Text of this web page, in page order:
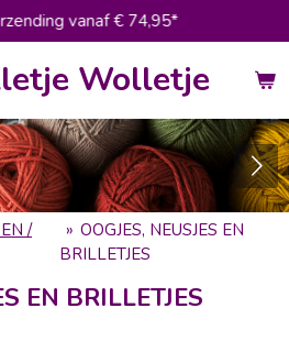
Wolletje
vanaf € 74,95*
/
» OOGJES, NEUSJES EN
BRILLETJES
EN BRILLETJES